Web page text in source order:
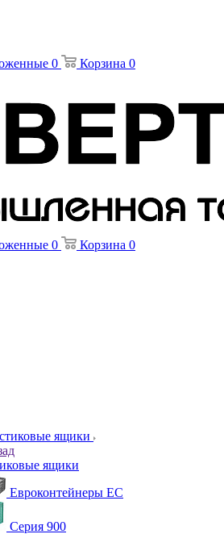
0 Корзина 0
0 Корзина 0
ящики
ящики
Евроконтейнеры ЕС
Серия 900